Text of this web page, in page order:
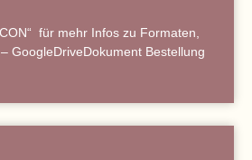
für mehr Infos zu Formaten,
GoogleDriveDokument Bestellung